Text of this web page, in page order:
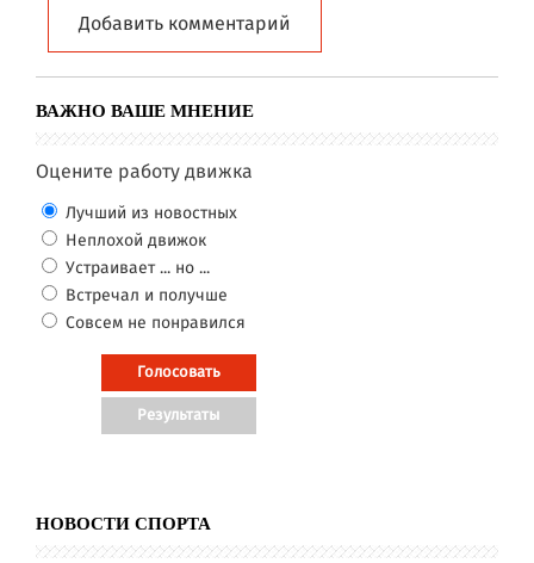
Добавить комментарий
ВАЖНО ВАШЕ МНЕНИЕ
Оцените работу движка
Лучший из новостных
Неплохой движок
Устраивает ... но ...
Встречал и получше
Совсем не понравился
НОВОСТИ СПОРТА